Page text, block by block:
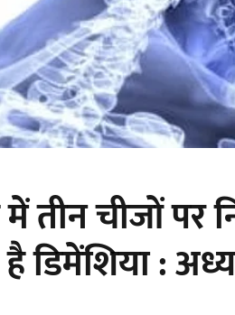
तीन चीजों पर
डिमेंशिया :